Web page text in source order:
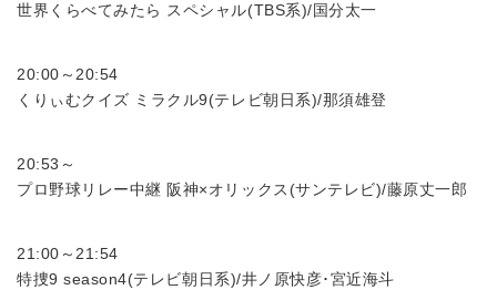
世界くらべてみたら スペシャル(TBS系)/国分太一
20:00～20:54
くりぃむクイズ ミラクル9(テレビ朝日系)/那須雄登
20:53～
プロ野球リレー中継 阪神×オリックス(サンテレビ)/藤原丈一郎
21:00～21:54
特捜9 season4(テレビ朝日系)/井ノ原快彦･宮近海斗